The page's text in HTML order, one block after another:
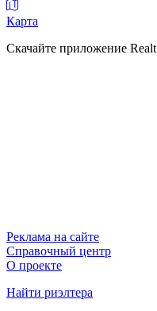
Карта
Скачайте приложение Realt
Реклама на сайте
Справочный центр
О проекте
Найти риэлтера